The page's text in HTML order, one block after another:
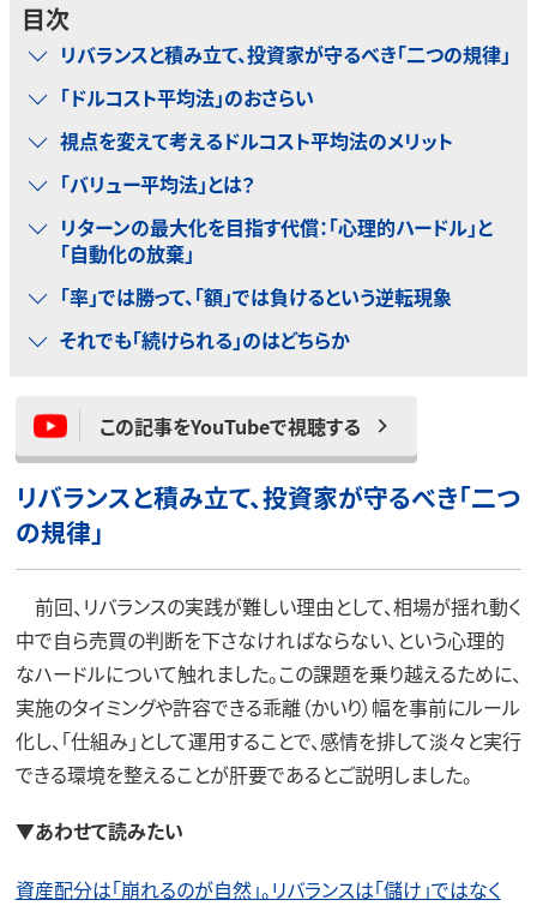
目次
リバランスと積み立て、投資家が守るべき「二つの規律」
「ドルコスト平均法」のおさらい
視点を変えて考えるドルコスト平均法のメリット
「バリュー平均法」とは？
リターンの最大化を目指す代償：「心理的ハードル」と
「自動化の放棄」
「率」では勝って、「額」では負けるという逆転現象
それでも「続けられる」のはどちらか
この記事をYouTubeで視聴する
リバランスと積み立て、投資家が守るべき「二つ
の規律」
前回、リバランスの実践が難しい理由として、相場が揺れ動く
中で自ら売買の判断を下さなければならない、という心理的
なハードルについて触れました。この課題を乗り越えるために、
実施のタイミングや許容できる乖離（かいり）幅を事前にルール
化し、「仕組み」として運用することで、感情を排して淡々と実行
できる環境を整えることが肝要であるとご説明しました。
▼あわせて読みたい
資産配分は「崩れるのが自然」。リバランスは「儲け」ではなく